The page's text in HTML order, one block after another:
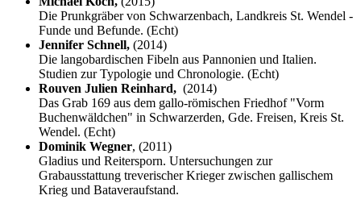
Die Prunkgräber von Schwarzenbach, Landkreis St. Wendel -
Funde und Befunde. (Echt)
Jennifer Schnell, (2014)
Die langobardischen Fibeln aus Pannonien und Italien.
Studien zur Typologie und Chronologie. (Echt)
Rouven Julien Reinhard, (2014)
Das Grab 169 aus dem gallo-römischen Friedhof "Vorm
Buchenwäldchen" in Schwarzerden, Gde. Freisen, Kreis St.
Wendel. (Echt)
Dominik Wegner, (2011)
Gladius und Reitersporn. Untersuchungen zur
Grabausstattung treverischer Krieger zwischen gallischem
Krieg und Bataveraufstand.